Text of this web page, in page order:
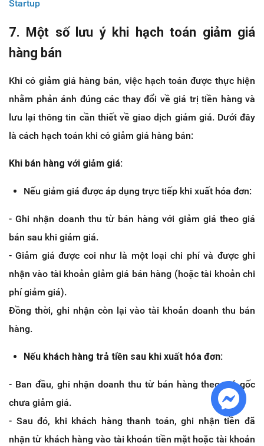
Startup
7. Một số lưu ý khi hạch toán giảm giá
hàng bán
Khi có giảm giá hàng bán, việc hạch toán được thực hiện
nhằm phản ánh đúng các thay đổi về giá trị tiền hàng và
lưu lại thông tin cần thiết về giao dịch giảm giá. Dưới đây
là cách hạch toán khi có giảm giá hàng bán:
Khi bán hàng với giảm giá:
Nếu giảm giá được áp dụng trực tiếp khi xuất hóa đơn:
- Ghi nhận doanh thu từ bán hàng với giảm giá theo giá
bán sau khi giảm giá.
- Giảm giá được coi như là một loại chi phí và được ghi
nhận vào tài khoản giảm giá bán hàng (hoặc tài khoản chi
phí giảm giá).
Đồng thời, ghi nhận còn lại vào tài khoản doanh thu bán
hàng.
Nếu khách hàng trả tiền sau khi xuất hóa đơn:
- Ban đầu, ghi nhận doanh thu từ bán hàng theo giá gốc
chưa giảm giá.
- Sau đó, khi khách hàng thanh toán, ghi nhận tiền đã
nhận từ khách hàng vào tài khoản tiền mặt hoặc tài khoản